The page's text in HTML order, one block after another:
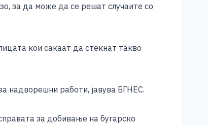
за да може да се решат случаите со
кои сакаат да стекнат такво
надворешни работи, јавува БГНЕС.
за добивање на бугарско